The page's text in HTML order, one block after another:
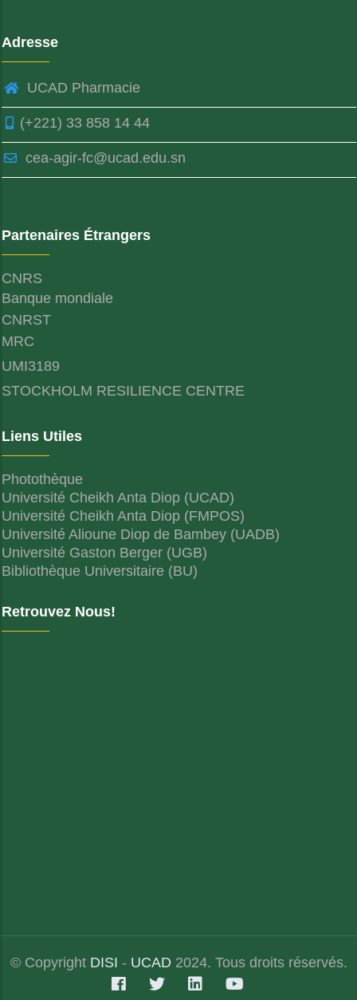
Adresse
UCAD Pharmacie
(+221) 33 858 14 44
cea-agir-fc@ucad.edu.sn
Partenaires Étrangers
CNRS
Banque mondiale
CNRST
MRC
UMI3189
STOCKHOLM RESILIENCE CENTRE
Liens Utiles
Photothèque
Université Cheikh Anta Diop (UCAD)
Université Cheikh Anta Diop (FMPOS)
Université Alioune Diop de Bambey (UADB)
Université Gaston Berger (UGB)
Bibliothèque Universitaire (BU)
Retrouvez Nous!
© Copyright DISI - UCAD 2024. Tous droits réservés.